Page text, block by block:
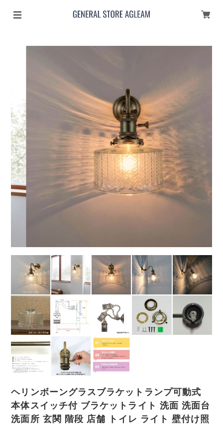
ヘリンボーングラスブラケットランプ可動式
本体スイッチ付 ブラケットライト 洗面 洗面台
洗面所 玄関 階段 店舗 トイレ ライト 壁付け照